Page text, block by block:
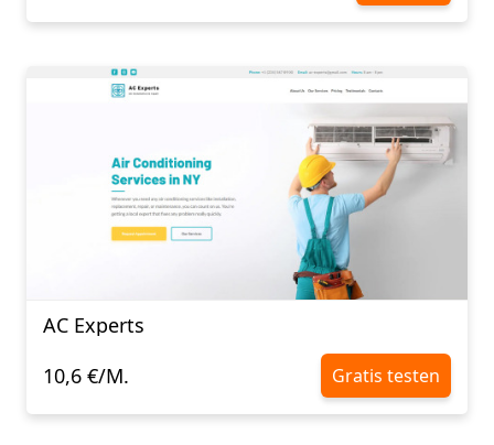
AC Experts
10,6 €/M.
Gratis testen